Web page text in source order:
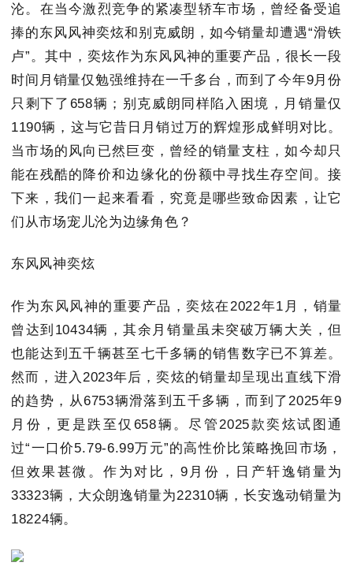
沦。在当今激烈竞争的紧凑型轿车市场，曾经备受追
捧的东风风神奕炫和别克威朗，如今销量却遭遇“滑铁
卢”。其中，奕炫作为东风风神的重要产品，很长一段
时间月销量仅勉强维持在一千多台，而到了今年9月份
只剩下了658辆；别克威朗同样陷入困境，月销量仅
1190辆，这与它昔日月销过万的辉煌形成鲜明对比。
当市场的风向已然巨变，曾经的销量支柱，如今却只
能在残酷的降价和边缘化的份额中寻找生存空间。接
下来，我们一起来看看，究竟是哪些致命因素，让它
们从市场宠儿沦为边缘角色？
东风风神奕炫
作为东风风神的重要产品，奕炫在2022年1月，销量
曾达到10434辆，其余月销量虽未突破万辆大关，但
也能达到五千辆甚至七千多辆的销售数字已不算差。
然而，进入2023年后，奕炫的销量却呈现出直线下滑
的趋势，从6753辆滑落到五千多辆，而到了2025年9
月份，更是跌至仅658辆。尽管2025款奕炫试图通
过“一口价5.79-6.99万元”的高性价比策略挽回市场，
但效果甚微。作为对比，9月份，日产轩逸销量为
33323辆，大众朗逸销量为22310辆，长安逸动销量为
18224辆。